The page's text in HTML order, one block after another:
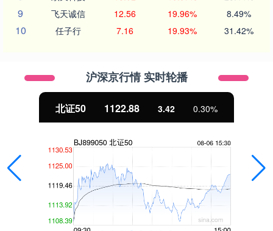
9 飞天诚信 12.56 19.96% 8.49%
10 任子行 7.16 19.93% 31.42%
沪深京行情 实时轮播
北证50 1122.88 3.42 0.30%